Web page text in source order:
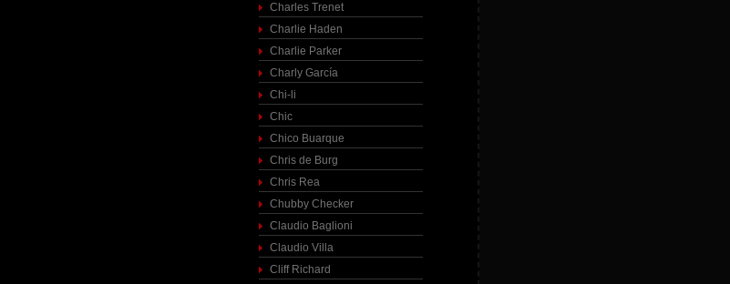
Charles Trenet
Charlie Haden
Charlie Parker
Charly García
Chi-li
Chic
Chico Buarque
Chris de Burg
Chris Rea
Chubby Checker
Claudio Baglioni
Claudio Villa
Cliff Richard